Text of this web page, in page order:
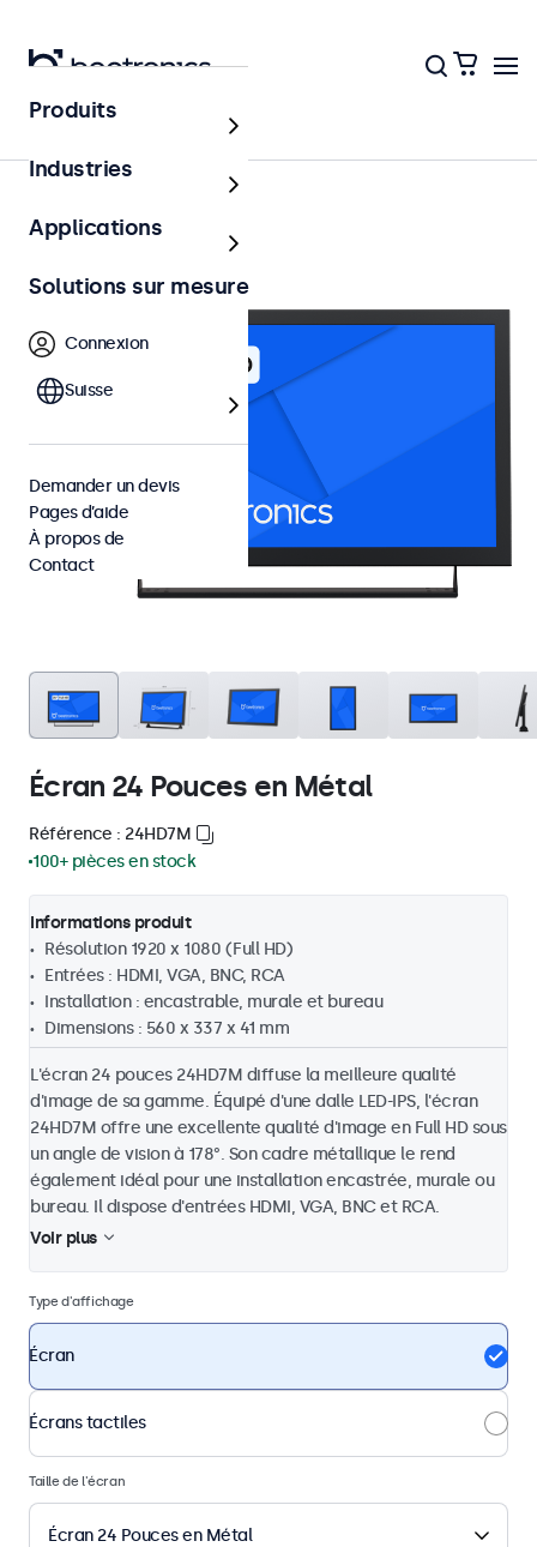
Écran 24 Pouces en Métal
Référence : 24HD7M
100+ pièces en stock
Informations produit
Résolution 1920 x 1080 (Full HD)
Entrées : HDMI, VGA, BNC, RCA
Installation : encastrable, murale et bureau
Dimensions : 560 x 337 x 41 mm
L'écran 24 pouces 24HD7M diffuse la meilleure qualité
d'image de sa gamme. Équipé d'une dalle LED-IPS, l'écran
24HD7M offre une excellente qualité d'image en Full HD sous
un angle de vision à 178°. Son cadre métallique le rend
également idéal pour une installation encastrée, murale ou
bureau. Il dispose d'entrées HDMI, VGA, BNC et RCA.
Voir plus
Type d'affichage
Écran
Écrans tactiles
Taille de l'écran
Écran 24 Pouces en Métal
Produits
Industries
Applications
Solutions sur mesure
Connexion
Suisse
Demander un devis
Pages d’aide
À propos de
Contact